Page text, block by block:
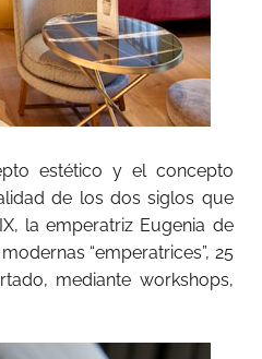
estético y el concepto
de los dos siglos que
la emperatriz Eugenia de
“emperatrices”, 25
mediante workshops,